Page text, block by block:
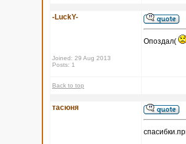
-LuckY-
Joined: 29 Aug 2013
Posts: 1
Опоздал(
Back to top
тасюня